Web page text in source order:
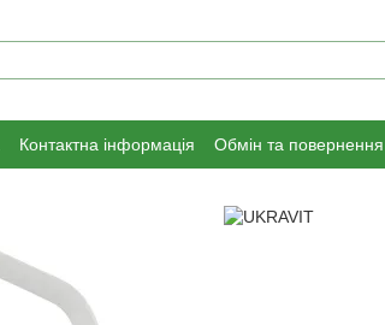
Контактна інформація Обмін та повернення